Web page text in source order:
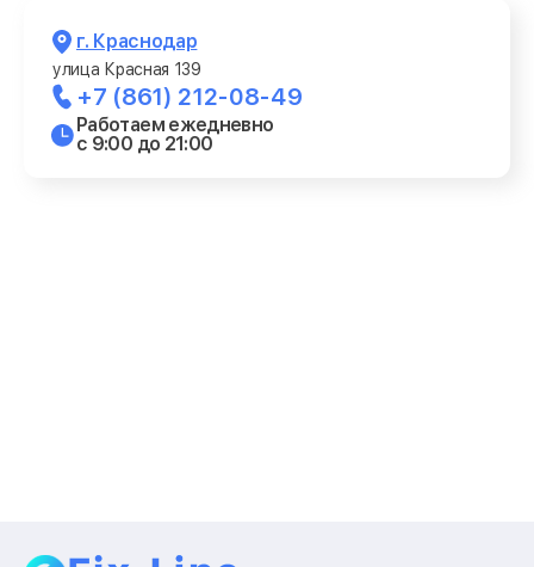
г. Краснодар
улица Красная 139
+7 (861) 212-08-49
Работаем ежедневно
с 9:00 до 21:00